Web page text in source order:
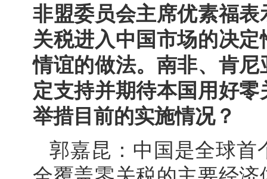
非盟委员会主席优素福
关税进入中国市场的决
情谊的做法。南非、肯
定支持并期待本国用好
举措目前的实施情况？
郭嘉昆：中国是全球首